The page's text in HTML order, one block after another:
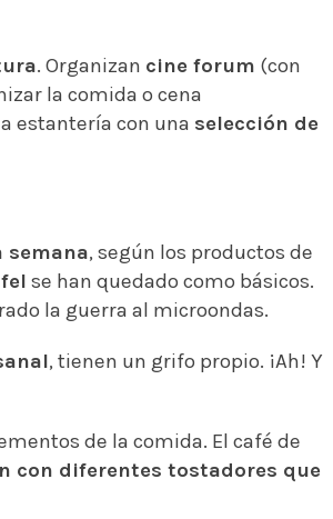
. Organizan cine forum (con
la comida o cena
estantería con una selección de
semana, según los productos de
se han quedado como básicos.
la guerra al microondas.
, tienen un grifo propio. ¡Ah! Y
de la comida. El café de
con diferentes tostadores que